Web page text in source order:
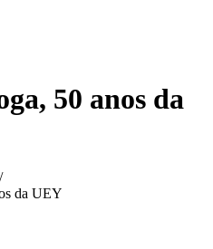
50 anos da
da UEY